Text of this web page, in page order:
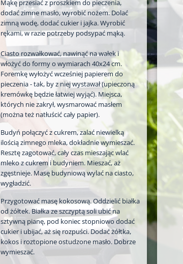
Mąkę przesiać z proszkiem do pieczenia,
dodać zimne masło, wyrobić nożem. Dolać
zimną wodę, dodać cukier i jajka. Wyrobić
rękami, w razie potrzeby podsypać mąką.
Ciasto rozwałkować, nawinąć na wałek i
włożyć do formy o wymiarach 40x24 cm.
Foremkę wyłożyć wcześniej papierem do
pieczenia - tak, by z niej wystawał (upieczoną
kremówkę będzie łatwiej wyjąć). Miejsca,
których nie zakrył, wysmarować masłem
(można też natłuścić cały papier).
Budyń połączyć z cukrem, zalać niewielką
ilością zimnego mleka, dokładnie wymieszać.
Resztę zagotować, cały czas mieszając wlać
mleko z cukrem i budyniem. Mieszać, aż
zgęstnieje. Masę budyniową wylać na ciasto,
wygładzić.
Przygotować masę kokosową. Oddzielić białka
od żółtek. Białka ze szczyptą soli ubić na
sztywną pianę, pod koniec stopniowo dodać
cukier i ubijać, aż się rozpuści. Dodać żółtka,
kokos i roztopione ostudzone masło. Dobrze
wymieszać.